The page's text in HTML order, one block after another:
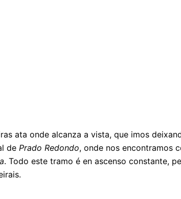
ata onde alcanza a vista, que imos
de Prado Redondo, onde nos encontramos
. Todo este tramo é en ascenso constante,